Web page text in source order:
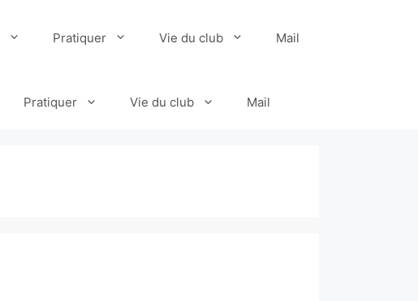
Pratiquer Vie du club Mail
Pratiquer Vie du club Mail